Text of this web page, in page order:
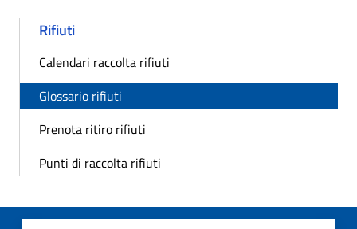
Rifiuti
Calendari raccolta rifiuti
Glossario rifiuti
Prenota ritiro rifiuti
Punti di raccolta rifiuti